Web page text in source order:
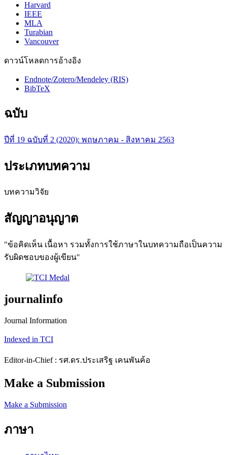
Harvard
IEEE
MLA
Turabian
Vancouver
ดาวน์โหลดการอ้างอิง
Endnote/Zotero/Mendeley (RIS)
BibTeX
ฉบับ
ปีที่ 19 ฉบับที่ 2 (2020): พฤษภาคม - สิงหาคม 2563
ประเภทบทความ
บทความวิจัย
สัญญาอนุญาต
"ข้อคิดเห็น เนื้อหา รวมทั้งการใช้ภาษาในบทความถือเป็นความ
รับผิดชอบของผู้เขียน"
journalinfo
Journal Information
Indexed in TCI
Editor-in-Chief : รศ.ดร.ประเสริฐ เคนพันค้อ
Make a Submission
Make a Submission
ภาษา